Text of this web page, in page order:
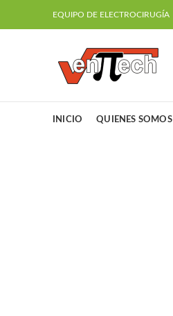
EQUIPO DE ELECTROCIRUGÍA
INICIO QUIENES SOMOS